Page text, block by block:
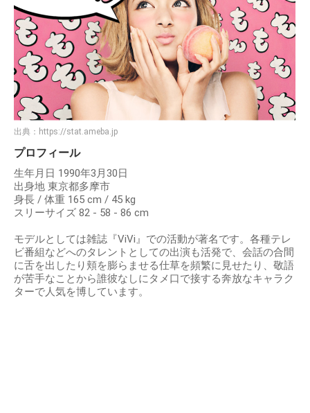
出典： https://stat.ameba.jp
プロフィール
生年月日 1990年3月30日
出身地 東京都多摩市
身長 / 体重 165 cm / 45 kg
スリーサイズ 82 - 58 - 86 cm
モデルとしては雑誌『ViVi』での活動が著名です。各種テレ
ビ番組などへのタレントとしての出演も活発で、会話の合間
に舌を出したり頬を膨らませる仕草を頻繁に見せたり、敬語
が苦手なことから誰彼なしにタメ口で接する奔放なキャラク
ターで人気を博しています。